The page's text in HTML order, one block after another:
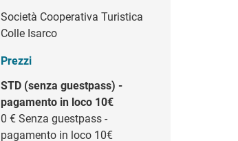
Società Cooperativa Turistica
Colle Isarco
Prezzi
STD (senza guestpass) -
pagamento in loco 10€
0 € Senza guestpass -
pagamento in loco 10€